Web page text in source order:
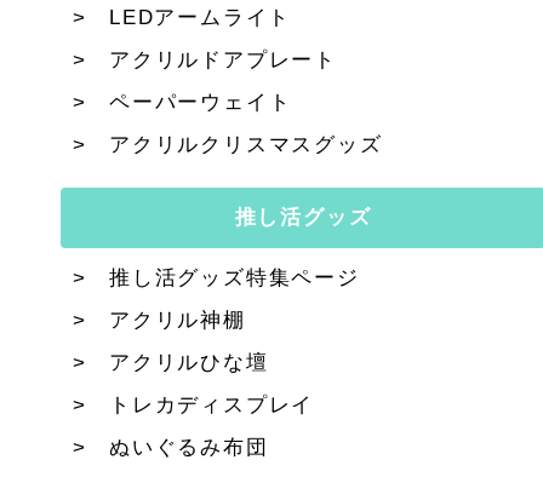
LEDアームライト
アクリルドアプレート
ペーパーウェイト
アクリルクリスマスグッズ
推し活グッズ
推し活グッズ特集ページ
アクリル神棚
アクリルひな壇
トレカディスプレイ
ぬいぐるみ布団